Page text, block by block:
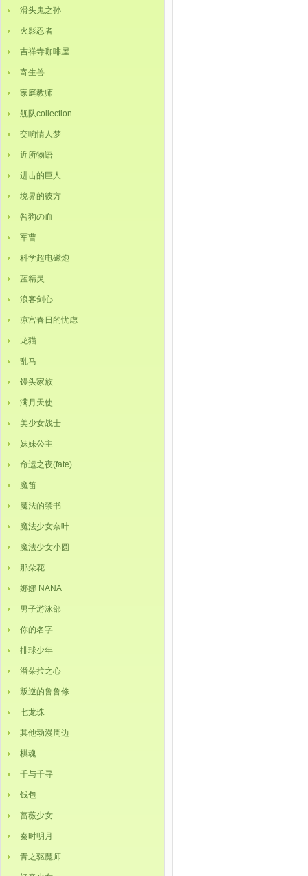
滑头鬼之孙
火影忍者
吉祥寺咖啡屋
寄生兽
家庭教师
舰队collection
交响情人梦
近所物语
进击的巨人
境界的彼方
咎狗の血
军曹
科学超电磁炮
蓝精灵
浪客剑心
凉宫春日的忧虑
龙猫
乱马
馒头家族
满月天使
美少女战士
妹妹公主
命运之夜(fate)
魔笛
魔法的禁书
魔法少女奈叶
魔法少女小圆
那朵花
娜娜 NANA
男子游泳部
你的名字
排球少年
潘朵拉之心
叛逆的鲁鲁修
七龙珠
其他动漫周边
棋魂
千与千寻
钱包
蔷薇少女
秦时明月
青之驱魔师